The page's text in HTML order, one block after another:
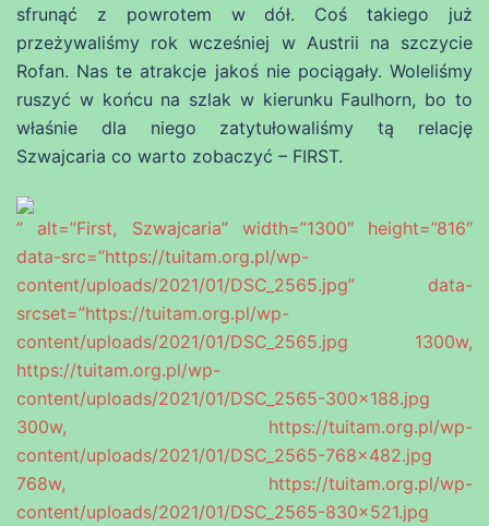
sfrunąć z powrotem w dół. Coś takiego już
przeżywaliśmy rok wcześniej w Austrii na szczycie
Rofan. Nas te atrakcje jakoś nie pociągały. Woleliśmy
ruszyć w końcu na szlak w kierunku Faulhorn, bo to
właśnie dla niego zatytułowaliśmy tą relację
Szwajcaria co warto zobaczyć – FIRST.
” alt=”First, Szwajcaria” width=”1300″ height=”816″
data-src=”https://tuitam.org.pl/wp-
content/uploads/2021/01/DSC_2565.jpg” data-
srcset=”https://tuitam.org.pl/wp-
content/uploads/2021/01/DSC_2565.jpg 1300w,
https://tuitam.org.pl/wp-
content/uploads/2021/01/DSC_2565-300×188.jpg
300w, https://tuitam.org.pl/wp-
content/uploads/2021/01/DSC_2565-768×482.jpg
768w, https://tuitam.org.pl/wp-
content/uploads/2021/01/DSC_2565-830×521.jpg